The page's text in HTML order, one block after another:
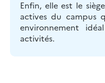
Enfin, elle est le
actives du campus
environnement
activités.